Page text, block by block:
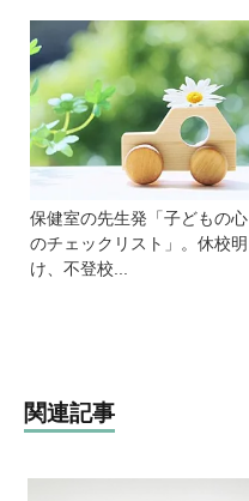
保健室の先生発「子どもの心
のチェックリスト」。休校明
け、不登校...
関連記事